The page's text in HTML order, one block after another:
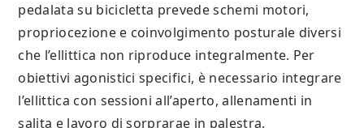
pedalata su bicicletta prevede schemi motori,
propriocezione e coinvolgimento posturale diversi
che l’ellittica non riproduce integralmente. Per
obiettivi agonistici specifici, è necessario integrare
l’ellittica con sessioni all’aperto, allenamenti in
salita e lavoro di sorprarae in palestra.